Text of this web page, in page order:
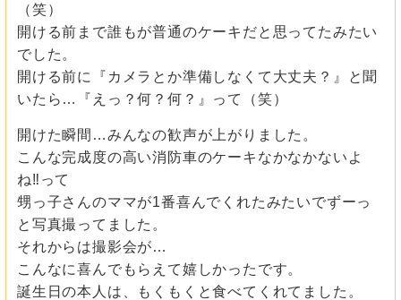
（笑）
開ける前まで誰もが普通のケーキだと思ってたみたい
でした。
開ける前に『カメラとか準備しなくて大丈夫？』と聞
いたら…『えっ？何？何？』って（笑）
開けた瞬間…みんなの歓声が上がりました。
こんな完成度の高い消防車のケーキなかなかないよ
ね‼って
甥っ子さんのママが1番喜んでくれたみたいでずーっ
と写真撮ってました。
それからは撮影会が…
こんなに喜んでもらえて嬉しかったです。
誕生日の本人は、もくもくと食べてくれてました。